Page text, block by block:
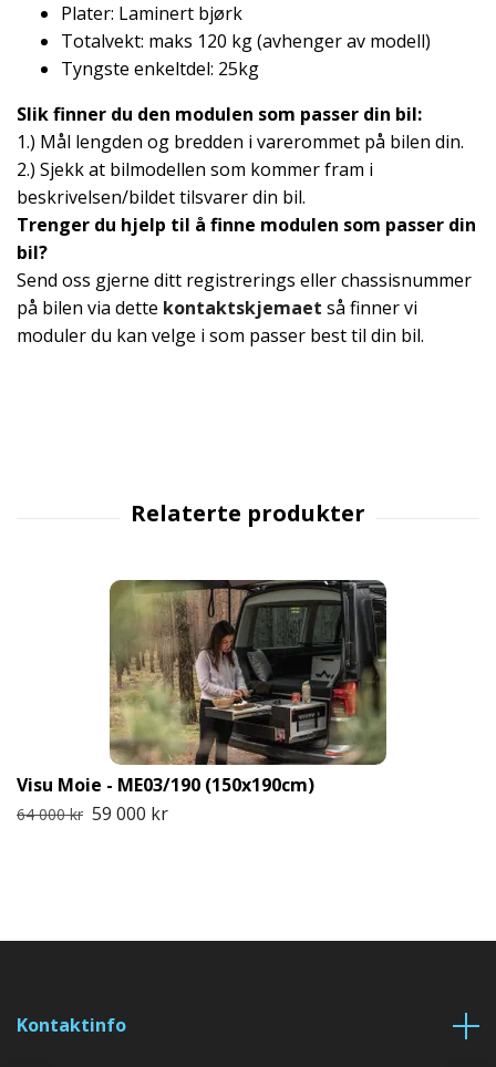
Plater: Laminert bjørk
Totalvekt: maks 120 kg (avhenger av modell)
Tyngste enkeltdel: 25kg
Slik finner du den modulen som passer din bil:
1.) Mål lengden og bredden i varerommet på bilen din.
2.) Sjekk at bilmodellen som kommer fram i
beskrivelsen/bildet tilsvarer din bil.
Trenger du hjelp til å finne modulen som passer din
bil?
Send oss gjerne ditt registrerings eller chassisnummer
på bilen via dette kontaktskjemaet så finner vi
moduler du kan velge i som passer best til din bil.
Visu Moie - ME03/190 (150x190cm)
64 000 kr 59 000 kr
Kontaktinfo